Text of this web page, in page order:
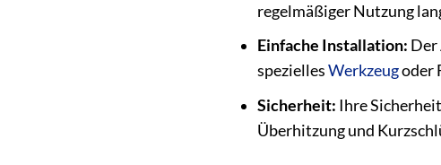
regelmäßiger Nutzung
Einfache Installation: Der
speziellesWerkzeugoder
Sicherheit: Ihre
Überhitzung und